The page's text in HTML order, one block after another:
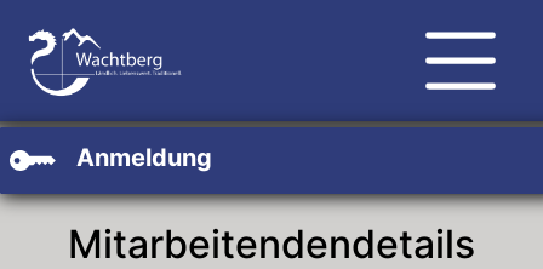
Anmeldung
Mitarbeitendendetails